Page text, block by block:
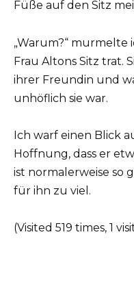
Füße auf den Sitz
„Warum?“ murmelte
Frau Altons Sitz trat.
ihrer Freundin und
unhöflich sie war.
Ich warf einen Blick
Hoffnung, dass er
ist normalerweise so
für ihn zu viel.
(Visited 519 times, 1